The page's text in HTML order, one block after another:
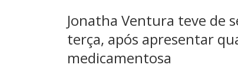
Jonatha Ventura teve de
terça, após apresentar
medicamentosa